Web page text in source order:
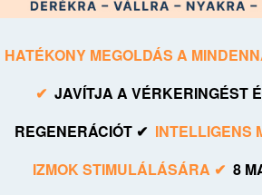
HATÉKONY MEGOLDÁS A
✔ JAVÍTJA A VÉRKERINGÉST
REGENERÁCIÓT ✔ INTELLIGENS
IZMOK STIMULÁLÁSÁRA ✔ 8